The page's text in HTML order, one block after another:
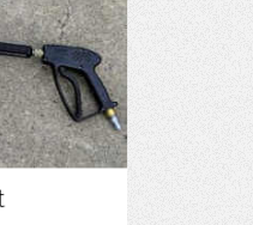
en áreas